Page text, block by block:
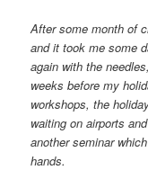
After some month of
and it took me some
again with the
weeks before my
workshops, the
waiting on airports
another seminar
hands.